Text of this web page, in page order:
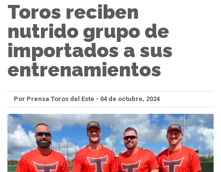
Toros reciben
nutrido grupo de
importados a sus
entrenamientos
Por Prensa Toros del Este - 04 de octubre, 2024